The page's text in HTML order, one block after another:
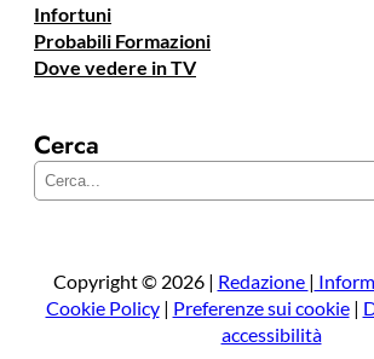
Infortuni
Probabili Formazioni
Dove vedere in TV
Cerca
e
a
Copyright © 2026 | Redazione |
Cookie Policy| Preferenze sui cookie|
accessibilità